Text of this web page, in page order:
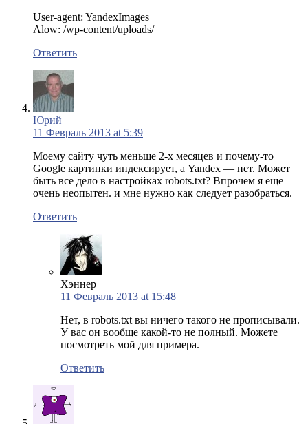
User-agent: YandexImages
Alow: /wp-content/uploads/
Ответить
Юрий
11 Февраль 2013 at 5:39
Моему сайту чуть меньше 2-х месяцев и почему-то
Google картинки индексирует, а Yandex — нет. Может
быть все дело в настройках robots.txt? Впрочем я еще
очень неопытен. и мне нужно как следует разобраться.
Ответить
Хэннер
11 Февраль 2013 at 15:48
Нет, в robots.txt вы ничего такого не прописывали.
У вас он вообще какой-то не полный. Можете
посмотреть мой для примера.
Ответить